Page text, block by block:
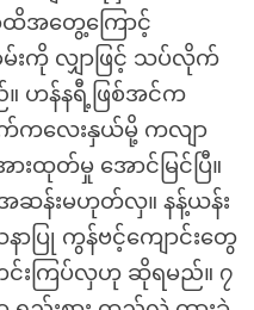
အတွေ့ကြောင့်
ကို လျှာဖြင့် သပ်လိုက်
ဟန်နရီ့ဖြစ်အင်က
က်ကလေးနှယ်မို့ ကလျာ
းထုတ်မှု အောင်မြင်ပြီ။
ဆန်းမဟုတ်လှ။ နန့်ယန်း
ပြု ကွန်ဗင့်ကျောင်းတွေ
င်းကြပ်လှဟု ဆိုရမည်။ ၇